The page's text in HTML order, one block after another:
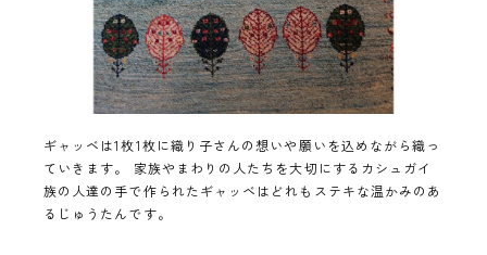
ギャッベは1枚1枚に織り子さんの想いや願いを込めながら織っ
ていきます。 家族やまわりの人たちを大切にするカシュガイ
族の人達の手で作られたギャッベはどれもステキな温かみのあ
るじゅうたんです。